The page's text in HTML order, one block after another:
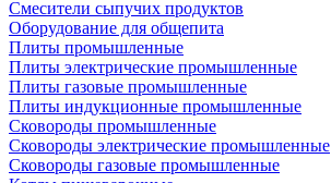
Смесители сыпучих продуктов
Оборудование для общепита
Плиты промышленные
Плиты электрические промышленные
Плиты газовые промышленные
Плиты индукционные промышленные
Сковороды промышленные
Сковороды электрические промышленные
Сковороды газовые промышленные